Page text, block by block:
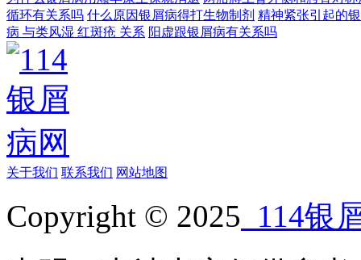
循环有关系吗 什么原因银屑病得打生物制剂 精神紧张引起的
病 与类风湿 红斑疮 关系 阳虚跟银屑病有关系吗
关于我们 联系我们 网站地图
Copyright © 2025 114银